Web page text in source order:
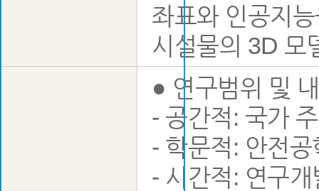
좌표와 인공지
시설물의 3D 모
● 연구범위 및
- 공간적: 국가
- 학문적: 안전
- 시간적: 연구